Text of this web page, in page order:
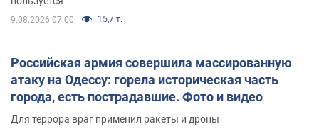
9.08.2026 07:00 15,7 т.
Российская армия совершила массированную
атаку на Одессу: горела историческая часть
города, есть пострадавшие. Фото и видео
Для террора враг применил ракеты и дроны